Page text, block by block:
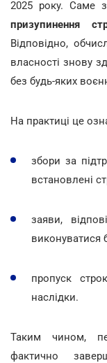
2025 року. Саме
призупинення
Відповідно,
власності знову
без будь-яких
На практиці це
збори за
встановлені
заяви,
виконуватися
пропуск
наслідки.
Таким чином,
фактично